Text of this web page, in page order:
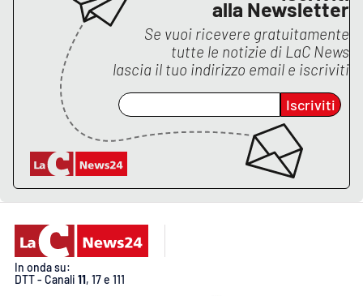
CALABRIAVISIONE
Destinazioni
Food
LAC
NETWORK
alla Newsletter
Se vuoi ricevere gratuitamente
tutte le notizie di LaC News
lascia il tuo indirizzo email e iscriviti
Iscriviti
In onda su:
DTT - Canali 11, 17 e 111